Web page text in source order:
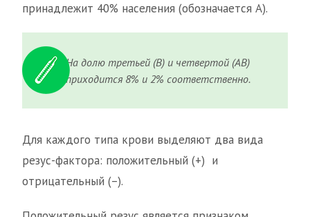
принадлежит 40% населения (обозначается А).
На долю третьей (В) и четвертой (АВ)
приходится 8% и 2% соответственно.
Для каждого типа крови выделяют два вида
резус-фактора: положительный (+) и
отрицательный (–).